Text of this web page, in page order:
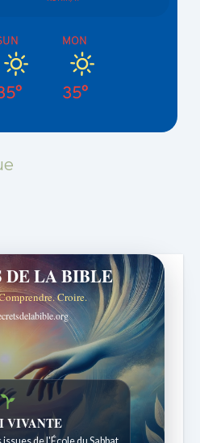
MON
35°
DE LA BIBLE
Croire.
étonnantes